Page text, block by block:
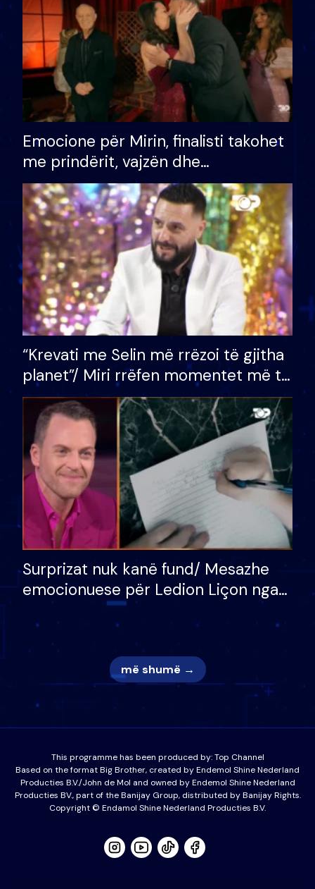
Emocione për Mirin, finalisti takohet
me prindërit, vajzën dhe
bashkëshorten: S’kemi ndonjë letër
divorci apo jo?
“Krevati me Selin më rrëzoi të gjitha
planet”/ Miri rrëfen momentet më të
bukura në shtëpinë e BB VIP: Do më
mungojë zilja e mëngjesit kur…
Surprizat nuk kanë fund/ Mesazhe
emocionuese për Ledion Liçon nga
nëna dhe fëmijët e tij, moderatori
nuk i mban dot lotët: Nuk meritoj…
më shumë →
This programme has been produced by:Top Channel
Based on the format Big Brother, created by Endemol Shine Nederland
Producties B.V./John de Mol and owned by Endemol Shine Nederland
Producties BV., part of the Banijay Group, distributed by Banijay Rights.
Copyright © Endamol Shine Nederland Producties B.V.